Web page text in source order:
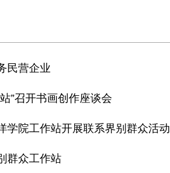
民营企业
”召开书画创作座谈会
学院工作站开展联系界别群众活动
群众工作站